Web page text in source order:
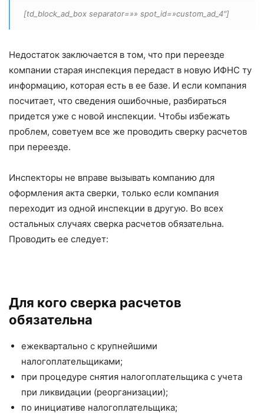
[td_block_ad_box separator=»» spot_id=»custom_ad_4″]
Недостаток заключается в том, что при переезде
компании старая инспекция передаст в новую ИФНС ту
информацию, которая есть в ее базе. И если компания
посчитает, что сведения ошибочные, разбираться
придется уже с новой инспекции. Чтобы избежать
проблем, советуем все же проводить сверку расчетов
при переезде.
Инспекторы не вправе вызывать компанию для
оформления акта сверки, только если компания
переходит из одной инспекции в другую. Во всех
остальных случаях сверка расчетов обязательна.
Проводить ее следует:
Для кого сверка расчетов
обязательна
ежеквартально с крупнейшими
налогоплательщиками;
при процедуре снятия налогоплательщика с учета
при ликвидации (реорганизации);
по инициативе налогоплательщика;